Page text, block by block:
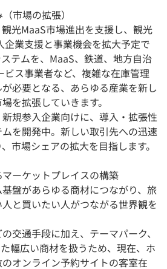
市場の拡張）
光MaaS市場進出を支援し、観光
企業支援と事業機会を拡大予定で
テムを、MaaS、鉄道、地方自治
ビス事業者など、複雑な在庫管理
必要となる、あらゆる産業を新し
を拡張していきます。
規参入企業向けに、導入・拡張性
を開発中。新しい取引先への迅速
市場シェアの拡大を目指します。
ーケットプレイスの構築
盤があらゆる商材につながり、旅
と買いたい人がつながる世界観を
交通手段に加え、テーマパーク、
幅広い商材を扱うため、現在、ホ
オンライン予約サイトの客室在